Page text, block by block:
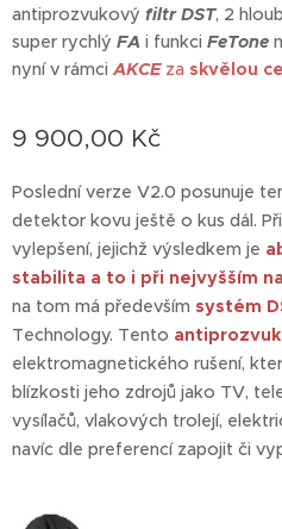
antiprozvukový filtr DST, 2
super rychlý FA i funkci FeTone
nyní v rámci AKCEza skvělou
9 900,00 Kč
Poslední verze V2.0 posunuje
detektor kovu ještě o kus dál.
vylepšení, jejichž výsledkem je
stabilita a to i při nejvyšším
na tom má především systém
Technology. Tento
elektromagnetického rušení,
blízkosti jeho zdrojů jako TV,
vysílačů, vlakových trolejí,
navíc dle preferencí zapojit či